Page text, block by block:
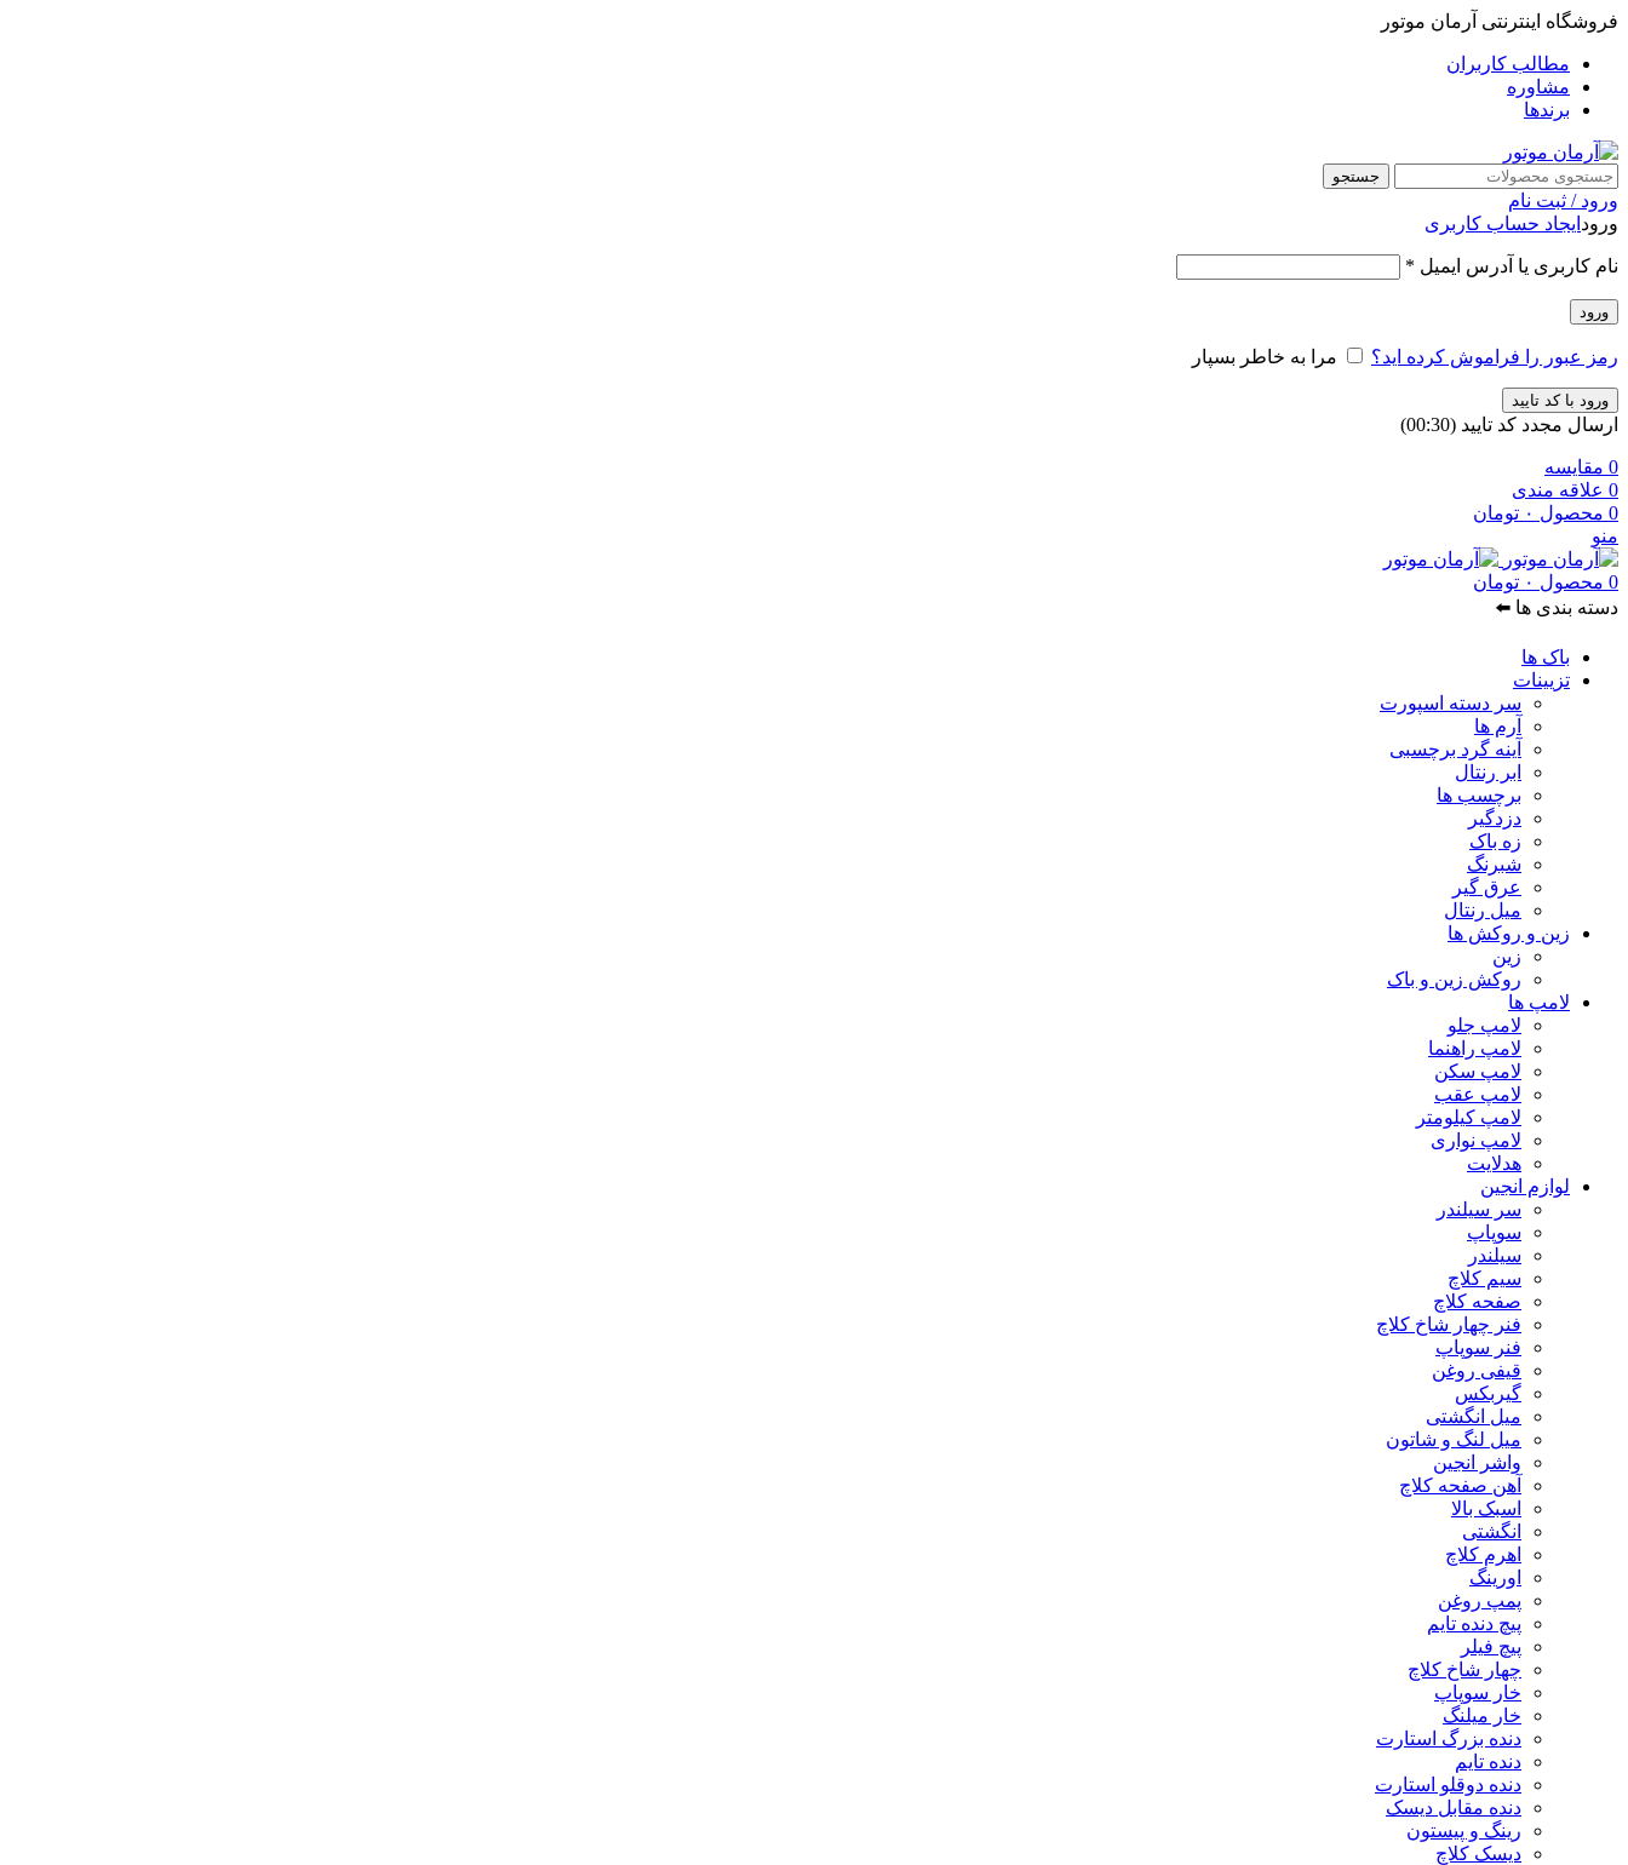
فروشگاه اینترنتی آرمان موتور
مطالب کاربران
مشاوره
برندها
جستجو
ورود / ثبت نام
ورود ایجاد حساب کاربری
نام کاربری یا آدرس ایمیل *
ورود
رمز عبور را فراموش کرده اید؟ مرا به خاطر بسپار
ورود با کد تایید
ارسال مجدد کد تایید (00:
30
)
0 مقایسه
0 علاقه مندی
0 محصول ۰ تومان
منو
0 محصول ۰ تومان
دسته بندی ها ⬅️
باک ها
تزیینات
سر دسته اسپورت
آرم ها
آینه گرد برچسبی
ابر رنتال
برچسب ها
دزدگیر
زه باک
شبرنگ
عرق گیر
میل رنتال
زین و روکش ها
زین
روکش زین و باک
لامپ ها
لامپ جلو
لامپ راهنما
لامپ سکن
لامپ عقب
لامپ کیلومتر
لامپ نواری
هدلایت
لوازم انجین
سر سیلندر
سوپاپ
سیلندر
سیم کلاچ
صفحه کلاچ
فنر چهار شاخ کلاچ
فنر سوپاپ
قیفی روغن
گیربکس
میل انگشتی
میل لنگ و شاتون
واشر انجین
آهن صفحه کلاچ
اسبک بالا
انگشتی
اهرم کلاچ
اورینگ
پمپ روغن
پیچ دنده تایم
پیچ فیلر
چهار شاخ کلاچ
خار سوپاپ
خار میلنگ
دنده بزرگ استارت
دنده تایم
دنده دوقلو استارت
دنده مقابل دیسک
رینگ و پیستون
دیسک کلاچ